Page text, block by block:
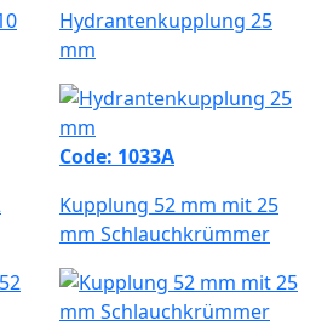
Hydrantenkupplung 25
mm
Code: 1033A
Kupplung 52 mm mit 25
mm Schlauchkrümmer